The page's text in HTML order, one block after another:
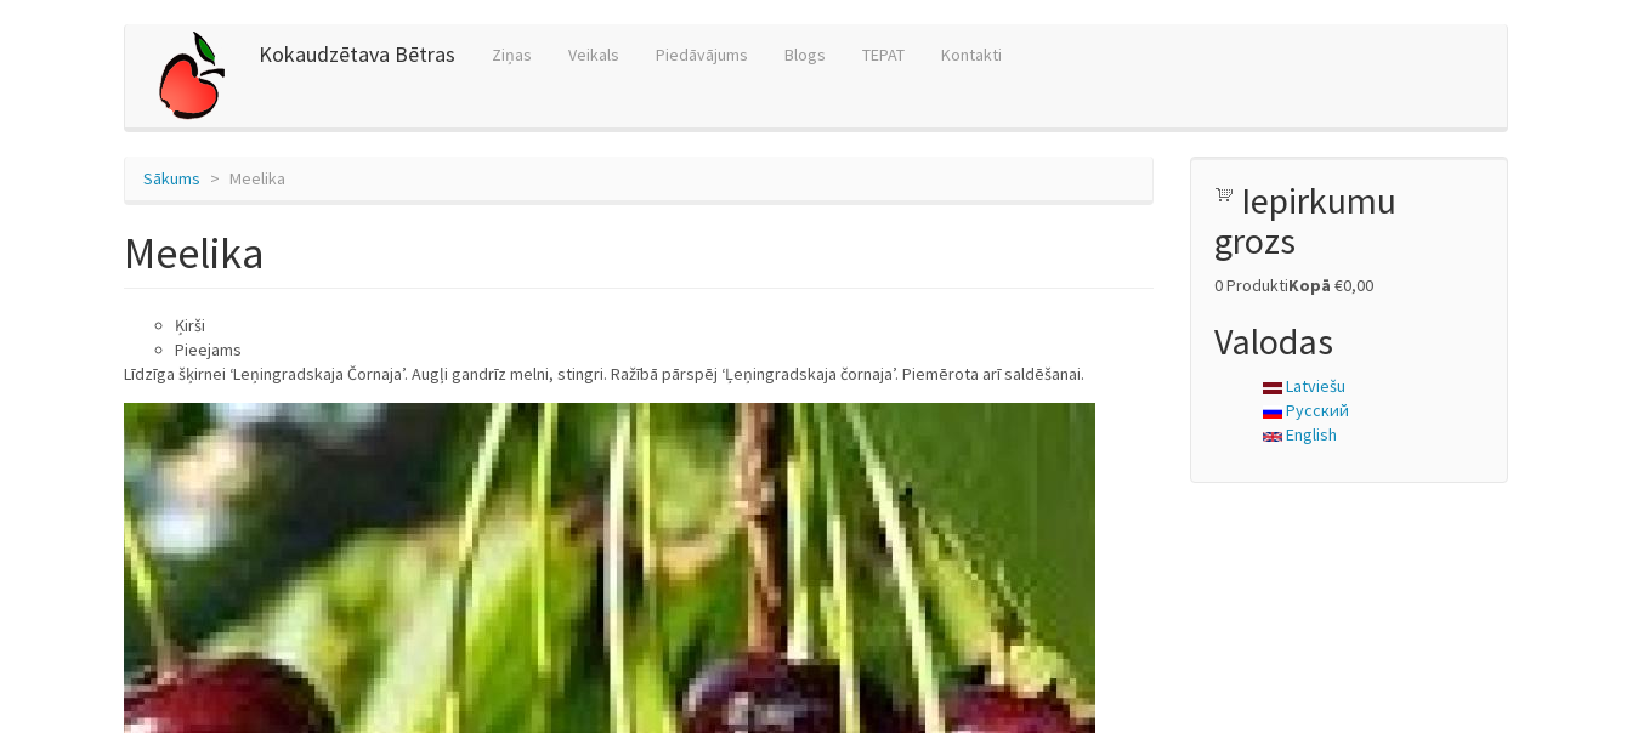
Kokaudzētava Bētras Ziņas Veikals Piedāvājums Blogs TEPAT Kontakti
Sākums Meelika
Meelika
Ķirši
Pieejams
Līdzīga šķirnei ‘Leņingradskaja Čornaja’. Augļi gandrīz melni, stingri. Ražībā pārspēj ‘Ļeņingradskaja čornaja’. Piemērota arī saldēšanai.
Iepirkumu
grozs
0ProduktiKopā €0,00
Valodas
Latviešu
Русский
English